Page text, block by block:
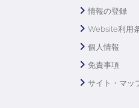
情報の登録
Website利用
個人情報
免責事項
サイト・マッ